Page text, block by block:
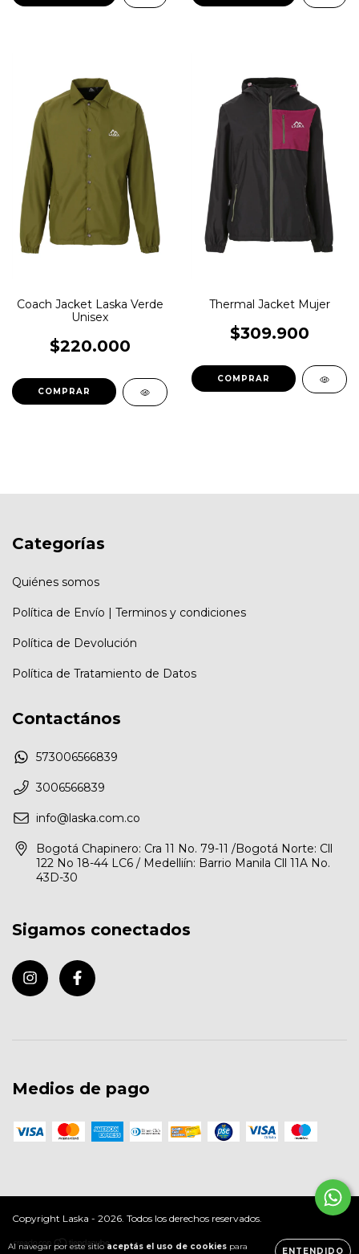
Al navegar por este sitioaceptás el uso de cookies para
ENTENDIDO
Coach Jacket Laska Verde
Unisex
$220.000
COMPRAR
Thermal Jacket Mujer
$309.900
COMPRAR
Categorías
Quiénes somos
Política de Envío | Terminos y condiciones
Política de Devolución
Política de Tratamiento de Datos
Contactános
573006566839
3006566839
info@laska.com.co
Bogotá Chapinero: Cra 11 No. 79-11 /Bogotá Norte: Cll
122 No 18-44 LC6 / Medelliín: Barrio Manila Cll 11A No.
43D-30
Sigamos conectados
Medios de pago
Copyright Laska - 2026. Todos los derechos reservados.